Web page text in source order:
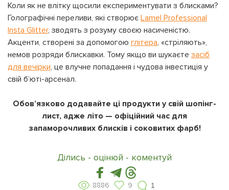
Коли як не влітку щосили експериментувати з блисками?
Голографічні переливи, які створює Lamel Professional
Insta Glitter, зводять з розуму своєю насиченістю.
Акценти, створені за допомогою глітера, «стріляють»,
немов розряди блискавки. Тому якщо ви шукаєте засіб
для вечірки, це влучне попадання і чудова інвестиція у
свій б’юті-арсенал.
Обов’язково додавайте ці продукти у свій шопінг-
лист, адже літо — офіційний час для
запаморочливих блисків і соковитих фарб!
Ділись - оцінюй - коментуй
8886 9 1